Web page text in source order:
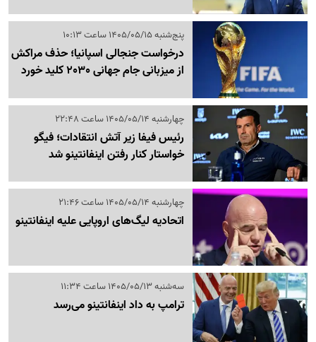
پنج‌شنبه 1405/05/15 ساعت 10:13
درخواست جنجالی اسپانیا؛ حذف مراکش
از میزبانی جام جهانی 2030 کلید خورد
چهارشنبه 1405/05/14 ساعت 22:48
رئیس فیفا زیر آتش انتقادات؛ فیگو
خواستار کنار رفتن اینفانتینو شد
چهارشنبه 1405/05/14 ساعت 21:46
اتحادیه لیگ‌های اروپایی علیه اینفانتینو
سه‌شنبه 1405/05/13 ساعت 11:34
ترامپ به داد اینفانتینو می‌رسد